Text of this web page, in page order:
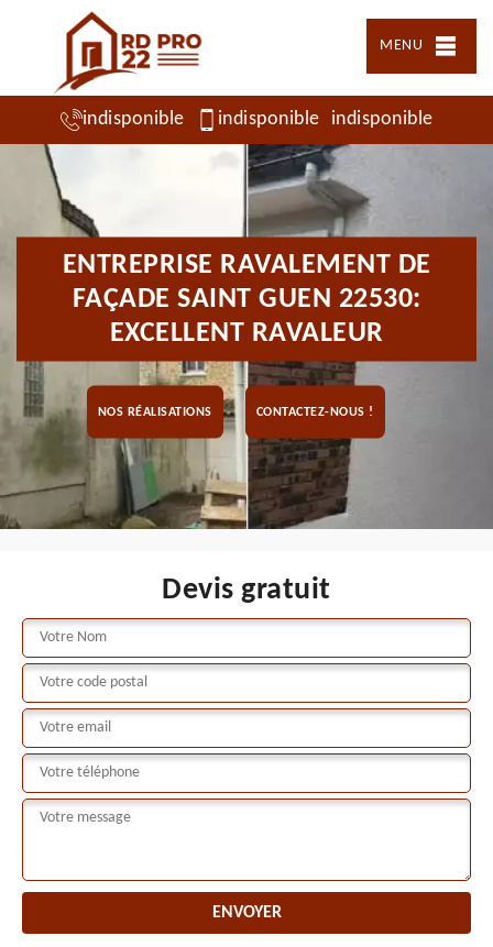
MENU
indisponible indisponible indisponible
ENTREPRISE RAVALEMENT DE
FAÇADE SAINT GUEN 22530:
EXCELLENT RAVALEUR
NOS RÉALISATIONS CONTACTEZ-NOUS !
Devis gratuit